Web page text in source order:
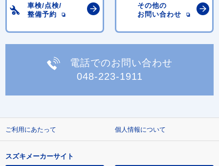
車検/点検/
整備予約
その他の
お問い合わせ
電話でのお問い合わせ
048-223-1911
ご利用にあたって 個人情報について
スズキメーカーサイト